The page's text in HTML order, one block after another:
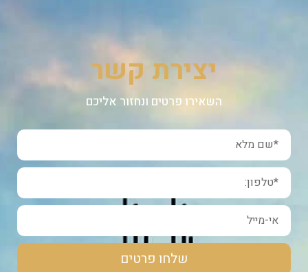
יצירת קשר
השאירו פרטים ונחזור אליכם
שלחו פרטים